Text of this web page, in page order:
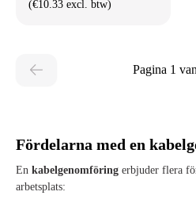
(€10.33 excl. btw)
Pagina 1
Fördelarna med en
En kabelgenomföring erbjuder flera
arbetsplats: